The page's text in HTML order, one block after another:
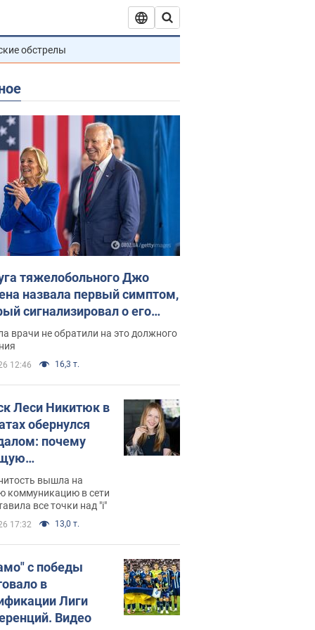
обстрелы
тяжелобольного Джо
назвала первый симптом,
сигнализировал о его
раке
врачи не обратили на это должного
12:46 16,3 т.
Леси Никитюк в
обернулся
почему
вышла на
коммуникацию в сети
все точки над "i"
17:32 13,0 т.
с победы
в
Лиги
Видео